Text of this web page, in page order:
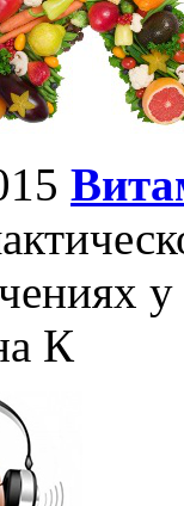
К